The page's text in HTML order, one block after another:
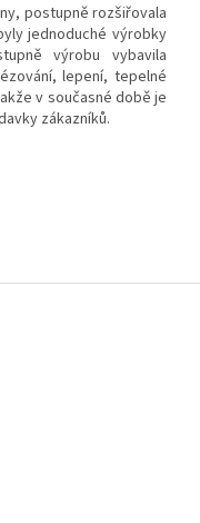
postupně rozšiřovala
jednoduché výrobky
výrobu vybavila
lepení, tepelné
v současné době je
zákazníků.